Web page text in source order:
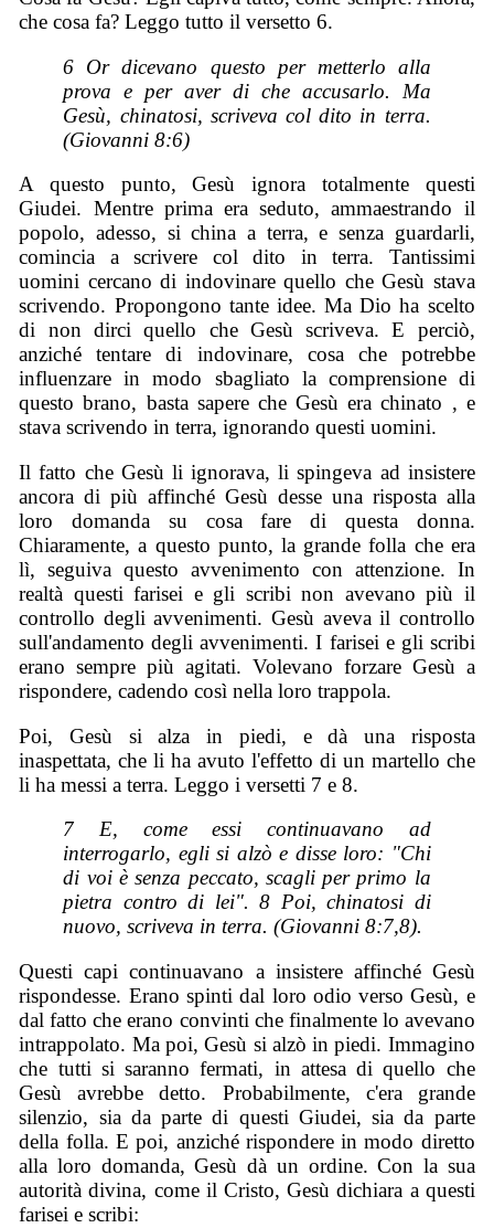
che cosa fa? Leggo tutto il versetto 6.
6 Or dicevano questo per metterlo alla
prova e per aver di che accusarlo. Ma
Gesù, chinatosi, scriveva col dito in terra.
(Giovanni 8:6)
A questo punto, Gesù ignora totalmente questi
Giudei. Mentre prima era seduto, ammaestrando il
popolo, adesso, si china a terra, e senza guardarli,
comincia a scrivere col dito in terra. Tantissimi
uomini cercano di indovinare quello che Gesù stava
scrivendo. Propongono tante idee. Ma Dio ha scelto
di non dirci quello che Gesù scriveva. E perciò,
anziché tentare di indovinare, cosa che potrebbe
influenzare in modo sbagliato la comprensione di
questo brano, basta sapere che Gesù era chinato , e
stava scrivendo in terra, ignorando questi uomini.
Il fatto che Gesù li ignorava, li spingeva ad insistere
ancora di più affinché Gesù desse una risposta alla
loro domanda su cosa fare di questa donna.
Chiaramente, a questo punto, la grande folla che era
lì, seguiva questo avvenimento con attenzione. In
realtà questi farisei e gli scribi non avevano più il
controllo degli avvenimenti. Gesù aveva il controllo
sull'andamento degli avvenimenti. I farisei e gli scribi
erano sempre più agitati. Volevano forzare Gesù a
rispondere, cadendo così nella loro trappola.
Poi, Gesù si alza in piedi, e dà una risposta
inaspettata, che li ha avuto l'effetto di un martello che
li ha messi a terra. Leggo i versetti 7 e 8.
7 E, come essi continuavano ad
interrogarlo, egli si alzò e disse loro: "Chi
di voi è senza peccato, scagli per primo la
pietra contro di lei". 8 Poi, chinatosi di
nuovo, scriveva in terra. (Giovanni 8:7,8).
Questi capi continuavano a insistere affinché Gesù
rispondesse. Erano spinti dal loro odio verso Gesù, e
dal fatto che erano convinti che finalmente lo avevano
intrappolato. Ma poi, Gesù si alzò in piedi. Immagino
che tutti si saranno fermati, in attesa di quello che
Gesù avrebbe detto. Probabilmente, c'era grande
silenzio, sia da parte di questi Giudei, sia da parte
della folla. E poi, anziché rispondere in modo diretto
alla loro domanda, Gesù dà un ordine. Con la sua
autorità divina, come il Cristo, Gesù dichiara a questi
farisei e scribi: